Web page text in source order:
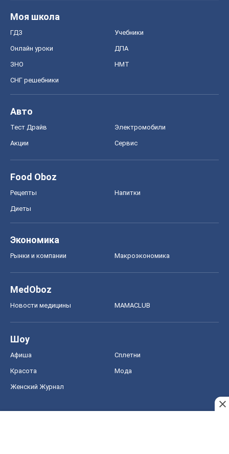
Моя школа
ГДЗ Учебники
Онлайн уроки ДПА
ЗНО НМТ
СНГ решебники
Авто
Тест Драйв Электромобили
Акции Сервис
Food Oboz
Рецепты Напитки
Диеты
Экономика
Рынки и компании Mакроэкономика
MedOboz
Новости медицины MAMACLUB
Шоу
Афиша Сплетни
Красота Мода
Женский Журнал